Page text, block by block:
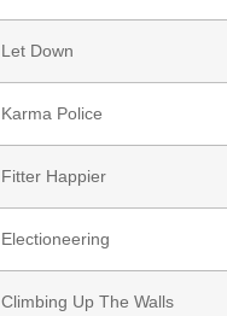
Let Down
Karma Police
Fitter Happier
Electioneering
Climbing Up The Walls